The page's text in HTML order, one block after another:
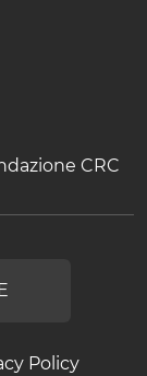
CRC
Policy